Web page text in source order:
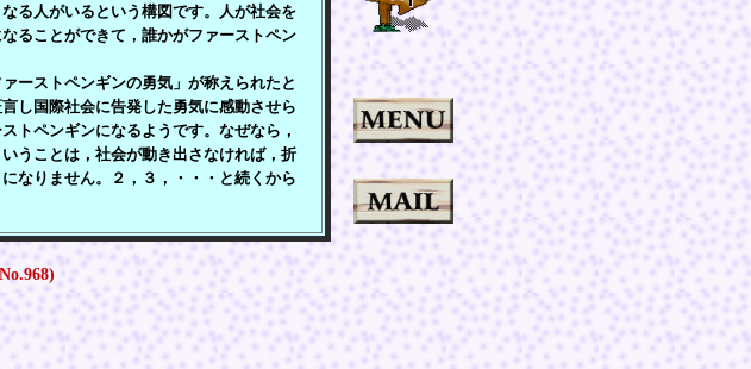
る人がいるという構図です。人が社会を
ることができて，誰かがファーストペン
ーストペンギンの勇気」が称えられたと
し国際社会に告発した勇気に感動させら
トペンギンになるようです。なぜなら，
うことは，社会が動き出さなければ，折
なりません。２，３，・・・と続くから